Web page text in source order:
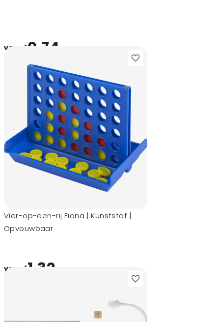
vanaf0,74
Vier-op-een-rij Fiona | Kunststof |
Opvouwbaar
vanaf1,32